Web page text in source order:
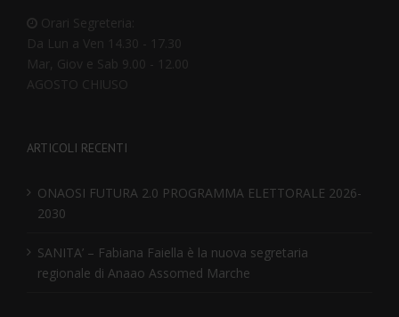
Orari Segreteria:
Da Lun a Ven 14.30 - 17.30
Mar, Giov e Sab 9.00 - 12.00
AGOSTO CHIUSO
ARTICOLI RECENTI
ONAOSI FUTURA 2.0 PROGRAMMA ELETTORALE 2026-
2030
SANITA’ – Fabiana Faiella è la nuova segretaria
regionale di Anaao Assomed Marche